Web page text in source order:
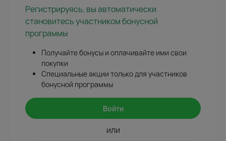
Регистрируясь, вы автоматически
становитесь участником бонусной
программы
Получайте бонусы и оплачивайте ими свои
покупки
Специальные акции только для участников
бонусной программы
Войти
или